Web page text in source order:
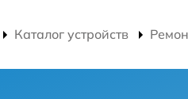
Каталог устройств